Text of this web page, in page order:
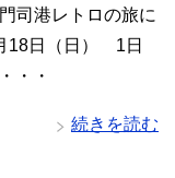
司港レトロの旅に
18日（日） 1日
・・
続きを読む